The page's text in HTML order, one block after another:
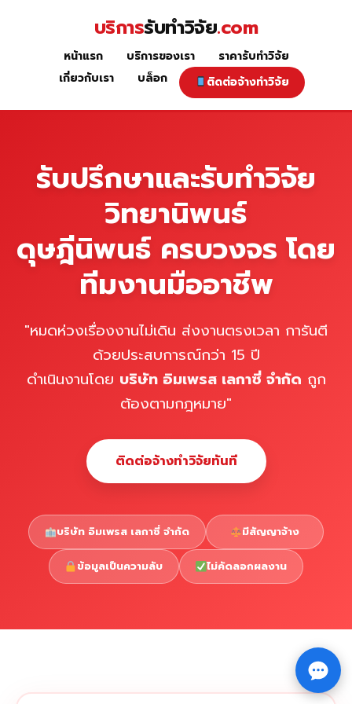
หน้าแรก
Copyright © 2026 รับทำวิจัย รับทำวิทยานิพนธ์ รับทำ⇧
บริการรับทำวิจัย.com
หน้าแรก บริการของเรา
ราคารับทำวิจัย
เกี่ยวกับเรา
บล็อก ติดต่อจ้างทำวิจัย
รับปรึกษาและรับทำวิจัย
วิทยานิพนธ์
ดุษฎีนิพนธ์ ครบวงจร โดย
ทีมงานมืออาชีพ
"หมดห่วงเรื่องงานไม่เดิน ส่งงานตรงเวลา การันตี
ด้วยประสบการณ์กว่า 15 ปี
ดำเนินงานโดย บริษัท อิมเพรส เลกาซี่ จำกัด ถูก
ต้องตามกฎหมาย"
ติดต่อจ้างทำวิจัยทันที
บริษัท อิมเพรส เลกาซี่ จำกัด มีสัญญาจ้าง
ข้อมูลเป็นความลับ ไม่คัดลอกผลงาน